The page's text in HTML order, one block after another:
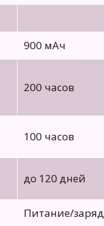
900 мАч
200 часов
100 часов
до 120 дней
Питание/